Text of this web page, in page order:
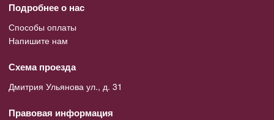
Подробнее о нас
Способы оплаты
Напишите нам
Схема проезда
Дмитрия Ульянова ул., д. 31
Правовая информация